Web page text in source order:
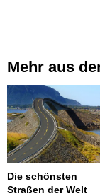
Mehr aus
Die schönsten
Straßen der Welt